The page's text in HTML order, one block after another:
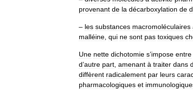
provenant de la décarboxylation de
– les substances macromoléculaires
malléine qui ne sont pas toxiques
Une nette dichotomie s’impose entre
d’autre part amenant à traiter dans
diffèrent radicalement par leurs
pharmacologiques et